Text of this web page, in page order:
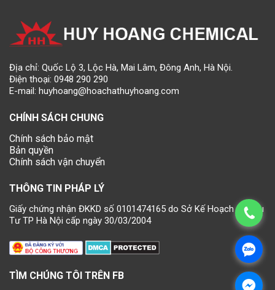
Địa chỉ: Quốc Lộ 3, Lộc Hà, Mai Lâm, Đông Anh, Hà Nội.
Điện thoại: 0948 290 290
E-mail: huyhoang@hoachathuyhoang.com
CHÍNH SÁCH CHUNG
Chính sách bảo mật
Bản quyền
Chính sách vận chuyển
THÔNG TIN PHÁP LÝ
Giấy chứng nhận ĐKKD số 0101474165 do Sở Kế Hoạch và Đầu
Tư TP Hà Nội cấp ngày 30/03/2004
TÌM CHÚNG TÔI TRÊN FB